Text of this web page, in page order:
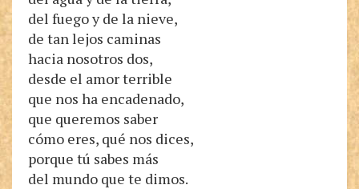
del fuego y de la nieve,
de tan lejos caminas
hacia nosotros dos,
desde el amor terrible
que nos ha encadenado,
que queremos saber
cómo eres, qué nos dices,
porque tú sabes más
del mundo que te dimos.